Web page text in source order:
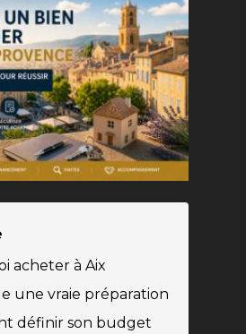
acheter à Aix
une vraie préparation
définir son budget